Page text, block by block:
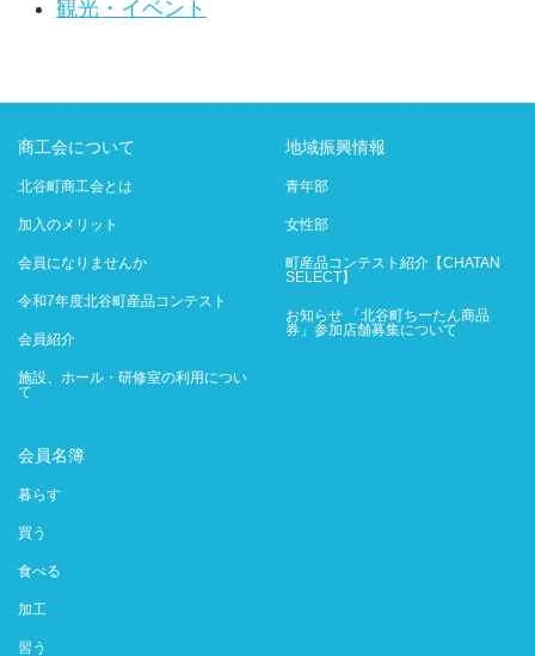
観光・イベント
商工会について
北谷町商工会とは
加入のメリット
会員になりませんか
令和7年度北谷町産品コンテスト
会員紹介
施設、ホール・研修室の利用につい
て
地域振興情報
青年部
女性部
町産品コンテスト紹介【CHATAN
SELECT】
お知らせ 「北谷町ちーたん商品
券」参加店舗募集について
会員名簿
暮らす
買う
食べる
加工
習う